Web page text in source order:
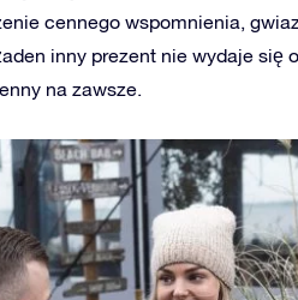
cennego wspomnienia,
inny prezent nie wydaje się
na zawsze.